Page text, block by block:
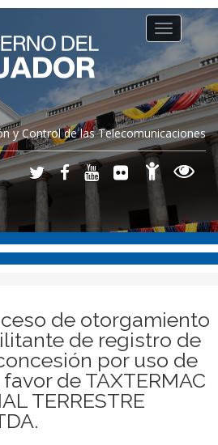
y Control de las Telecomunicaciones
Toggle
navigation
de otorgamiento
de registro de
por uso de
de TAXTERMAC
TERRESTRE